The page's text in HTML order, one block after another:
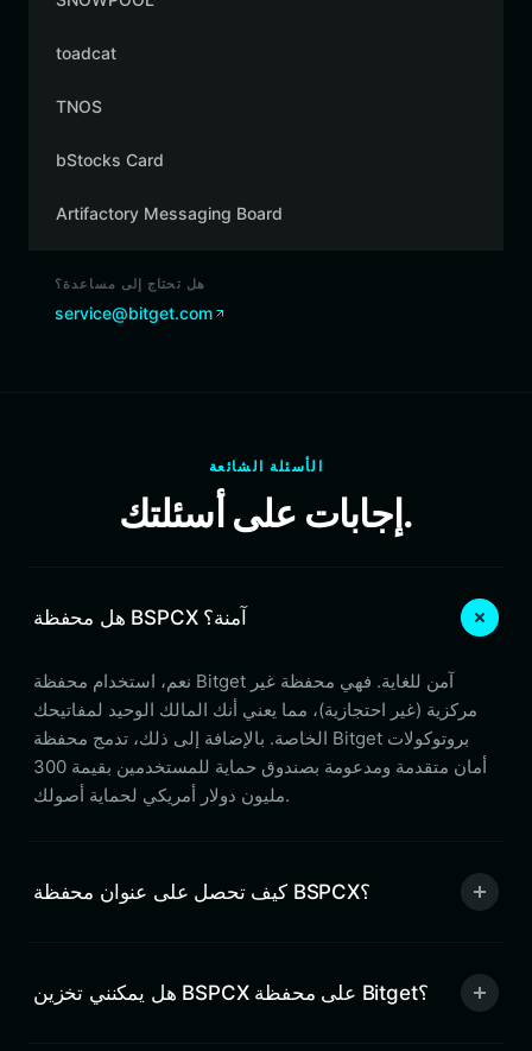
toadcat
TNOS
bStocks Card
Artifactory Messaging Board
هل تحتاج إلى مساعدة؟
service@bitget.com
الأسئلة الشائعة
إجابات على أسئلتك.
هل محفظة BSPCX آمنة؟
نعم، استخدام محفظة Bitget آمن للغاية. فهي محفظة غير
مركزية (غير احتجازية)، مما يعني أنك المالك الوحيد لمفاتيحك
الخاصة. بالإضافة إلى ذلك، تدمج محفظة Bitget بروتوكولات
أمان متقدمة ومدعومة بصندوق حماية للمستخدمين بقيمة 300
مليون دولار أمريكي لحماية أصولك.
كيف تحصل على عنوان محفظة BSPCX؟
هل يمكنني تخزين BSPCX على محفظة Bitget؟